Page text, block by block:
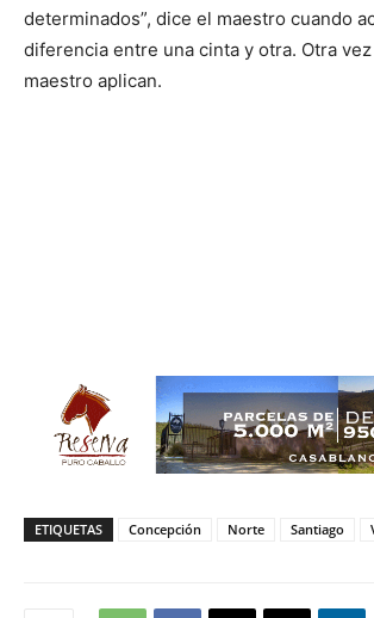
determinados”, dice el maestro cuando
diferencia entre una cinta y otra. Otra
maestro aplican.
ETIQUETAS Concepción Norte Santiago